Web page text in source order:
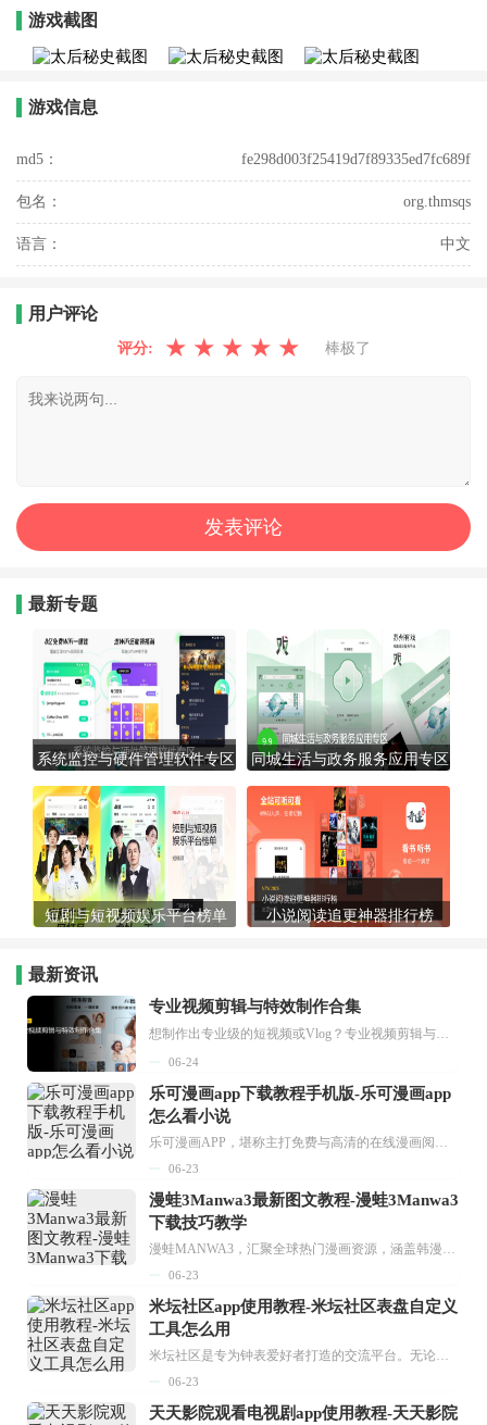
游戏截图
游戏信息
md5： fe298d003f25419d7f89335ed7fc689f
包名： org.thmsqs
语言： 中文
用户评论
评分: ★ ★ ★ ★ ★ 棒极了
最新专题
系统监控与硬件管理软件专区 同城生活与政务服务应用专区
短剧与短视频娱乐平台榜单 小说阅读追更神器排行榜
最新资讯
专业视频剪辑与特效制作合集
想制作出专业级的短视频或Vlog？专业视频剪辑与特效制作大全专题为你提供了从剪辑、抠像到特效包装的全套解决方案。无论是添加炫酷的片头、进行精准的视频抠图，还是制...
06-24
乐可漫画app下载教程手机版-乐可漫画app
怎么看小说
乐可漫画APP，堪称主打免费与高清的在线漫画阅读神器。其官方版提供海量完整版漫画资源，无论是国内漫画，还是日漫、韩漫、台漫、美漫等国外漫画，应有尽有，随时供你阅读。只需轻点一下，便能直接进入阅读界面。不仅如此，乐可漫画最新版本更新速度极快，在这里，你总能抢先看到全网一手漫画章节内容！...
06-23
漫蛙3Manwa3最新图文教程-漫蛙3Manwa3
下载技巧教学
漫蛙MANWA3，汇聚全球热门漫画资源，涵盖韩漫、欧美漫画、国漫等多种类型，题材丰富多样，全方位满足用户阅读喜好。它不仅是阅读平台，更是创作平台，为广大用户打造零门槛创作环境。...
06-23
米坛社区app使用教程-米坛社区表盘自定义
工具怎么用
米坛社区是专为钟表爱好者打造的交流平台。无论你是初涉钟表领域的普通爱好者，还是拥有多年收藏经验的资深玩家，都能在此找到属于自己的天地。 无需注册，就能轻松参与其中。通过专业的讨论论坛与丰富的交互功能，你可与世界各地的钟表爱好者畅快交流。若你钟情于钟表，米坛社区无疑是值得一试的理想之选。在这里，你能获取最新的手表资讯，交流见解，提升鉴赏品味，让每一块手表都成为收藏故事中重要的一部分。感兴趣的朋友，不要错过下载机会。...
06-23
天天影院观看电视剧app使用教程-天天影院